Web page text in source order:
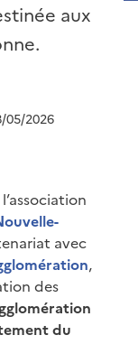
aux
05/2026
avec
,
des
du